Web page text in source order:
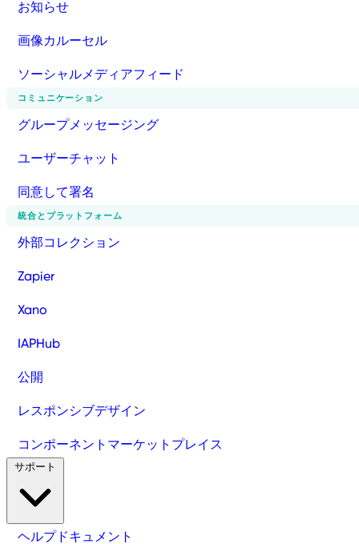
お知らせ
画像カルーセル
ソーシャルメディアフィード
コミュニケーション
グループメッセージング
ユーザーチャット
同意して署名
統合とプラットフォーム
外部コレクション
Zapier
Xano
IAPHub
公開
レスポンシブデザイン
コンポーネントマーケットプレイス
ヘルプドキュメント